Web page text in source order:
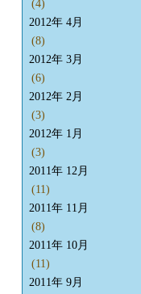
(4)
2012年 4月
(8)
2012年 3月
(6)
2012年 2月
(3)
2012年 1月
(3)
2011年 12月
(11)
2011年 11月
(8)
2011年 10月
(11)
2011年 9月